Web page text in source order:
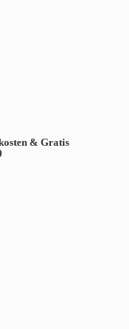
& Gratis